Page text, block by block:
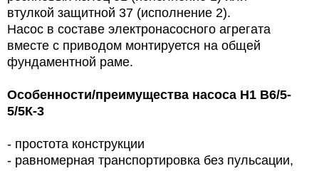
втулкой защитной 37 (исполнение 2).
Насос в составе электронасосного агрегата
вместе с приводом монтируется на общей
фундаментной раме.
Особенности/преимущества насоса Н1 В6/5-
5/5К-3
- простота конструкции
- равномерная транспортировка без пульсации,